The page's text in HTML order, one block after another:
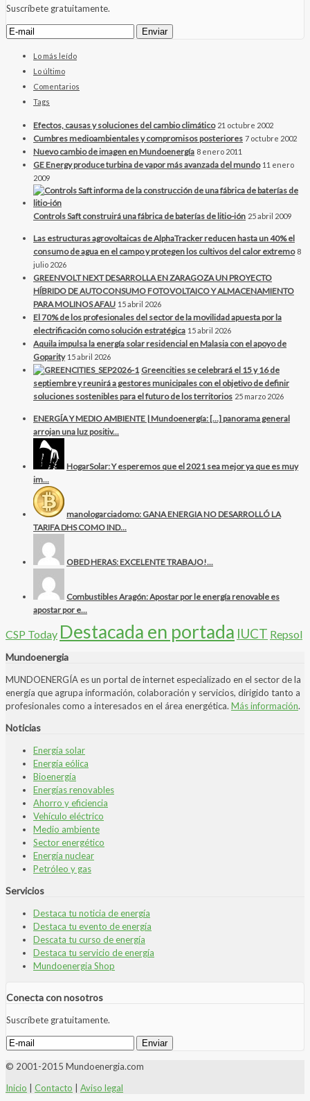
Suscríbete gratuitamente.
Lo más leído
Lo último
Comentarios
Tags
Efectos, causas y soluciones del cambio climático 21 octubre 2002
Cumbres medioambientales y compromisos posteriores 7 octubre 2002
Nuevo cambio de imagen en Mundoenergía 8 enero 2011
GE Energy produce turbina de vapor más avanzada del mundo 11 enero
2009
Controls Saft construirá una fábrica de baterías de litio-ión 25 abril 2009
Las estructuras agrovoltaicas de AlphaTracker reducen hasta un 40% el
consumo de agua en el campo y protegen los cultivos del calor extremo 8
julio 2026
GREENVOLT NEXT DESARROLLA EN ZARAGOZA UN PROYECTO
HÍBRIDO DE AUTOCONSUMO FOTOVOLTAICO Y ALMACENAMIENTO
PARA MOLINOS AFAU 15 abril 2026
El 70% de los profesionales del sector de la movilidad apuesta por la
electrificación como solución estratégica 15 abril 2026
Aquila impulsa la energía solar residencial en Malasia con el apoyo de
Goparity 15 abril 2026
Greencities se celebrará el 15 y 16 de
septiembre y reunirá a gestores municipales con el objetivo de definir
soluciones sostenibles para el futuro de los territorios 25 marzo 2026
ENERGÍA Y MEDIO AMBIENTE | Mundoenergía: […] panorama general
arrojan una luz positiv...
HogarSolar: Y esperemos que el 2021 sea mejor ya que es muy
im...
manologarciadomo: GANA ENERGIA NO DESARROLLÓ LA
TARIFA DHS COMO IND...
OBED HERAS: EXCELENTE TRABAJO!...
Combustibles Aragón: Apostar por le energía renovable es
apostar por e...
CSP Today Destacada en portada IUCT Repsol
Mundoenergia
MUNDOENERGÍA es un portal de internet especializado en el sector de la
energía que agrupa información, colaboración y servicios, dirigido tanto a
profesionales como a interesados en el área energética. Más información.
Noticias
Energía solar
Energía eólica
Bioenergía
Energías renovables
Ahorro y eficiencia
Vehículo eléctrico
Medio ambiente
Sector energético
Energía nuclear
Petróleo y gas
Servicios
Destaca tu noticia de energía
Destaca tu evento de energía
Descata tu curso de energía
Destaca tu servicio de energía
Mundoenergia Shop
Conecta con nosotros
Suscríbete gratuitamente.
© 2001-2015 Mundoenergia.com
Inicio
Contacto Aviso legal